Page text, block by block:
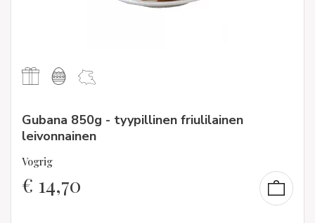
Gubana 850g - tyypillinen friulilainen
leivonnainen
Vogrig
€ 14,70